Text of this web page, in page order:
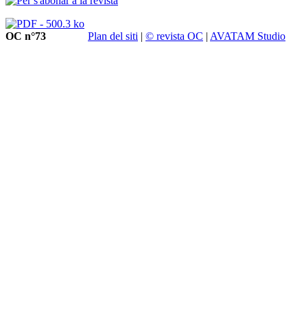
OC n°73 Plan del siti | © revista OC | AVATAM Studio